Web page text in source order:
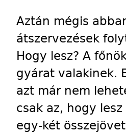
Aztán mégis
átszervezések
Hogy lesz? A
gyárat valakinek.
azt már nem
csak az, hogy
egy-két